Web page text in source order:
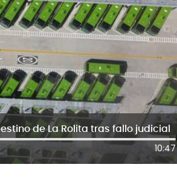
de La Rolita tras fallo judicial
10:47